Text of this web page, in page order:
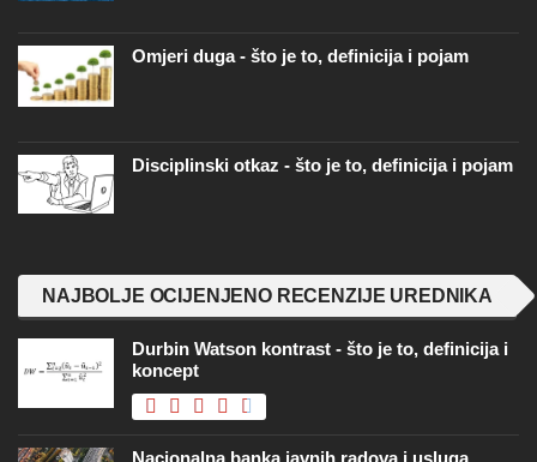
Omjeri duga - što je to, definicija i pojam
Disciplinski otkaz - što je to, definicija i pojam
NAJBOLJE OCIJENJENO RECENZIJE UREDNIKA
Durbin Watson kontrast - što je to, definicija i
koncept
Nacionalna banka javnih radova i usluga